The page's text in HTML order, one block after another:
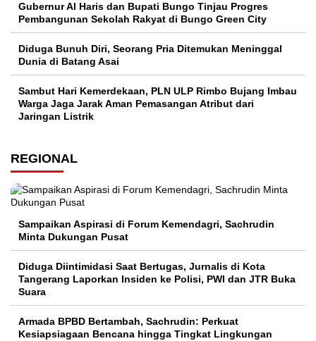
​Gubernur Al Haris dan Bupati Bungo Tinjau Progres
Pembangunan Sekolah Rakyat di Bungo Green City
Diduga Bunuh Diri, Seorang Pria Ditemukan Meninggal
Dunia di Batang Asai
Sambut Hari Kemerdekaan, PLN ULP Rimbo Bujang Imbau
Warga Jaga Jarak Aman Pemasangan Atribut dari
Jaringan Listrik​
REGIONAL
Sampaikan Aspirasi di Forum Kemendagri, Sachrudin
Minta Dukungan Pusat
Diduga Diintimidasi Saat Bertugas, Jurnalis di Kota
Tangerang Laporkan Insiden ke Polisi, PWI dan JTR Buka
Suara
Armada BPBD Bertambah, Sachrudin: Perkuat
Kesiapsiagaan Bencana hingga Tingkat Lingkungan